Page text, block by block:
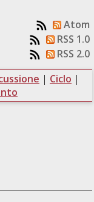
Atom
RSS 1.0
RSS 2.0
| Ciclo |